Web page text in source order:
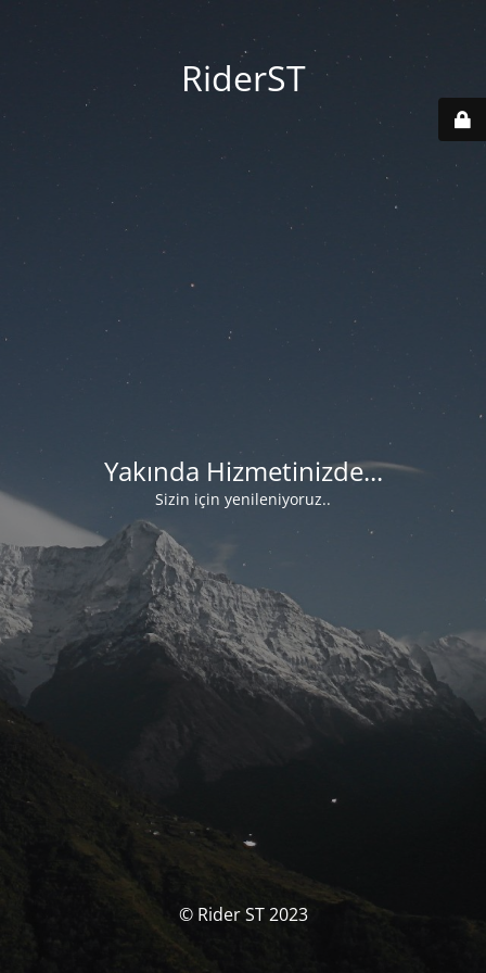
RiderST
Yakında Hizmetinizde...
Sizin için yenileniyoruz..
© Rider ST 2023